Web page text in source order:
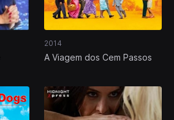
2014
A Viagem dos Cem Passos